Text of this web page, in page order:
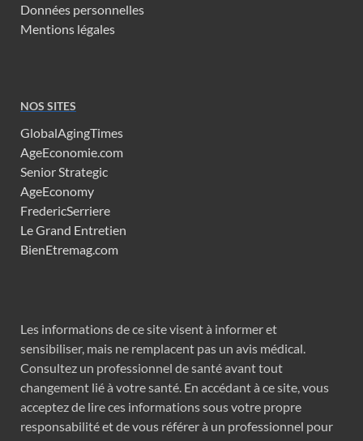
Données personnelles
Mentions légales
NOS SITES
GlobalAgingTimes
AgeEconomie.com
Senior Strategic
AgeEconomy
FredericSerriere
Le Grand Entretien
BienEtremag.com
Les informations de ce site visent à informer et
sensibiliser, mais ne remplacent pas un avis médical.
Consultez un professionnel de santé avant tout
changement lié à votre santé. En accédant à ce site, vous
acceptez de lire ces informations sous votre propre
responsabilité et de vous référer à un professionnel pour